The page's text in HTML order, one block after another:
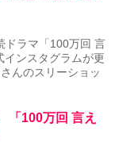
ドラマ「100万回 言
インスタグラムが更
んのスリーショッ
100万回 言え